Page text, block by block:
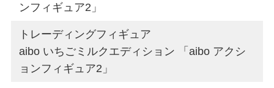
ンフィギュア2」
トレーディングフィギュア
aibo いちごミルクエディション 「aibo アクシ
ョンフィギュア2」